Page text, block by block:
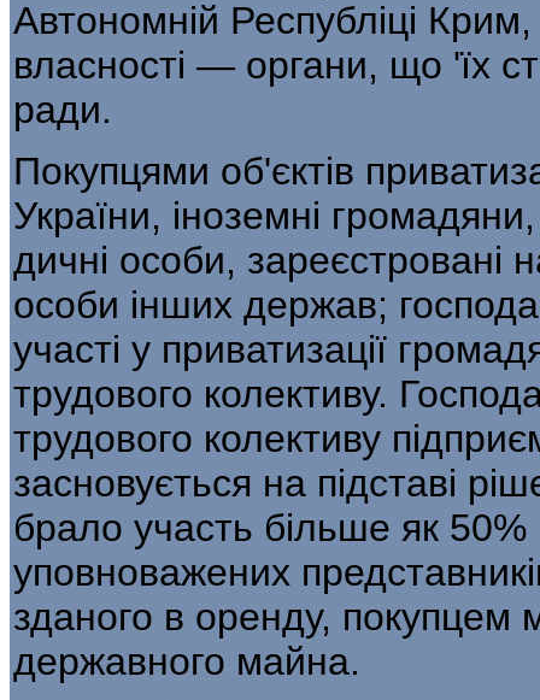
Автономній Республіці
власності — органи, що 'їх
ради.
Покупцями об'єктів
України, іноземні
дичні особи, зареєстровані
особи інших держав;
участі у приватизації
тру­дового колективу.
трудового колективу
засновується на підставі
брало участь більше як 50%
уповноважених
зданого в оренду, по­купцем
державного майна.